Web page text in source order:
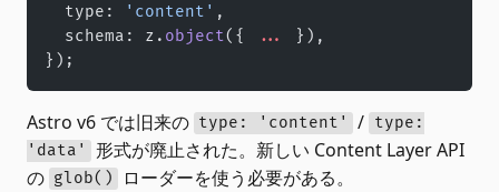
  type:
'content' ,
  schema: z.
object({ ...
}),
});
Astro v6 では旧来の type: 'content' / type:
'data'
形式が廃止された。新しい Content Layer API
の glob() ローダーを使う必要がある。